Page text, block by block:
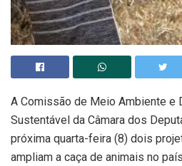
A Comissão de Meio Ambiente e
Sustentável da Câmara dos
próxima quarta-feira (8) dois
ampliam a caça de animais no